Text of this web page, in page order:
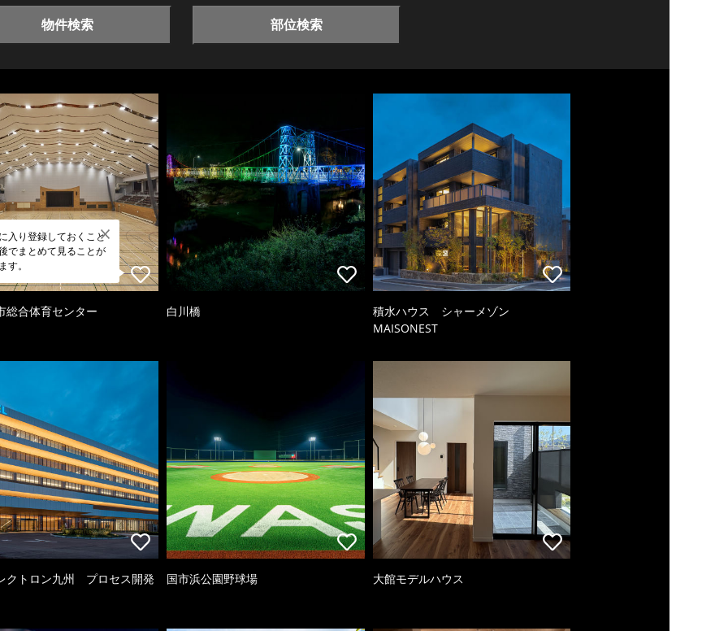
物件検索 部位検索
入り登録しておくこと
でまとめて見ることが
す。
総合体育センター 白川橋
積水ハウス シャーメゾン
MAISONEST
クトロン九州 プロセス開発 国市浜公園野球場 大館モデルハウス